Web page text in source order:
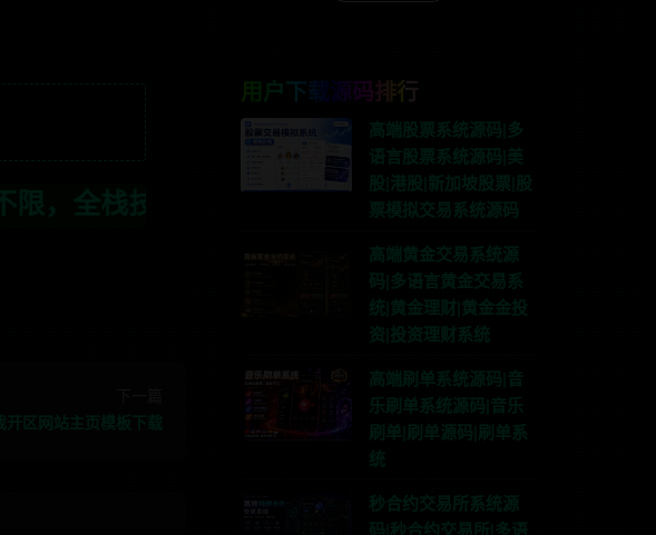
发，定制，二开联系TG:anons123x
用户下载源码排行
高端股票系统源码|多
语言股票系统源码|美
股|港股|新加坡股票|股
票模拟交易系统源码
高端黄金交易系统源
码|多语言黄金交易系
统|黄金理财|黄金金投
资|投资理财系统
高端刷单系统源码|音
乐刷单系统源码|音乐
刷单|刷单源码|刷单系
统
秒合约交易所系统源
码|秒合约交易所|多语